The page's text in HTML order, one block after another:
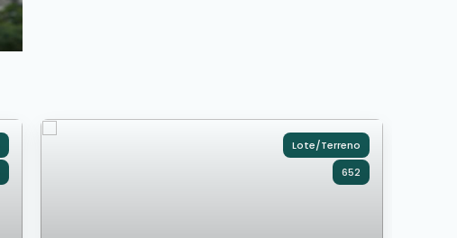
Lote/Terreno
652